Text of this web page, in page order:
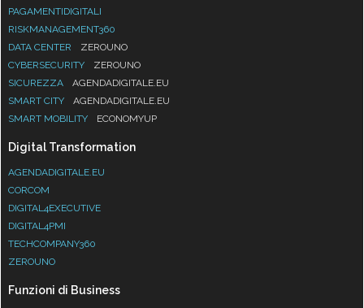
PAGAMENTIDIGITALI
RISKMANAGEMENT360
DATA CENTER
ZEROUNO
CYBERSECURITY
ZEROUNO
SICUREZZA
AGENDADIGITALE.EU
SMART CITY
AGENDADIGITALE.EU
SMART MOBILITY
ECONOMYUP
Digital Transformation
AGENDADIGITALE.EU
CORCOM
DIGITAL4EXECUTIVE
DIGITAL4PMI
TECHCOMPANY360
ZEROUNO
Funzioni di Business